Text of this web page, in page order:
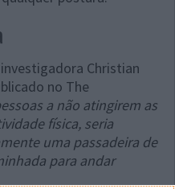
Christian
no The
a não atingirem as
física, seria
uma passadeira de
para andar